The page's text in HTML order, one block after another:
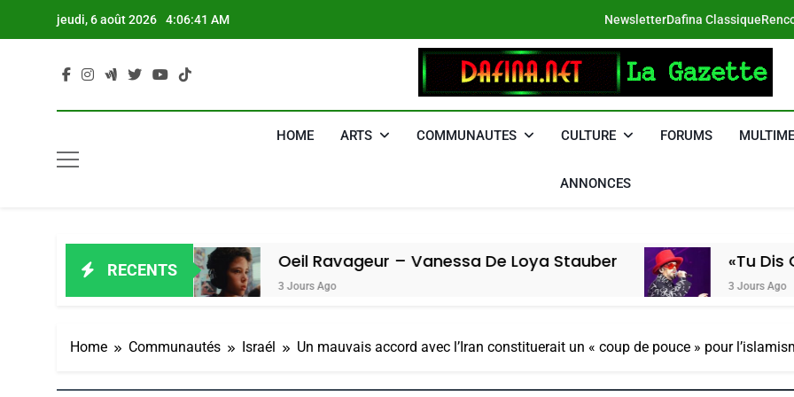
jeudi, 6 août 2026 4:06:42 AM NewsletterDafina Classique
DAFINA
HOME ARTS COMMUNAUTES CULTURE FORUMS
ANNONCES
RECENTS Oeil Ravageur – Vanessa De Loya Stauber
3 Jours Ago
«Tu Dis Génocide,
3 Jours Ago
Home Communautés Israél Un mauvais accord avec l’Iran constituerait un « coup de pouce » pour